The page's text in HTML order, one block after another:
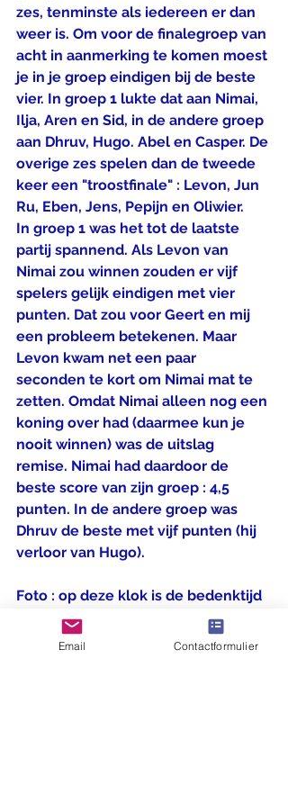
zes, tenminste als iedereen er dan
weer is. Om voor de finalegroep van
acht in aanmerking te komen moest
je in je groep eindigen bij de beste
vier. In groep 1 lukte dat aan Nimai,
Ilja, Aren en Sid, in de andere groep
aan Dhruv, Hugo. Abel en Casper. De
overige zes spelen dan de tweede
keer een "troostfinale" : Levon, Jun
Ru, Eben, Jens, Pepijn en Oliwier.
In groep 1 was het tot de laatste
partij spannend. Als Levon van
Nimai zou winnen zouden er vijf
spelers gelijk eindigen met vier
punten. Dat zou voor Geert en mij
een probleem betekenen. Maar
Levon kwam net een paar
seconden te kort om Nimai mat te
zetten. Omdat Nimai alleen nog een
koning over had (daarmee kun je
nooit winnen) was de uitslag
remise. Nimai had daardoor de
beste score van zijn groep : 4,5
punten. In de andere groep was
Dhruv de beste met vijf punten (hij
verloor van Hugo).
Foto : op deze klok is de bedenktijd
twintig minuten, maar wij speelden
met een tempo van vijf minuten per
Email Contactformulier